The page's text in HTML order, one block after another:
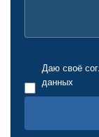
Даю своё
данных